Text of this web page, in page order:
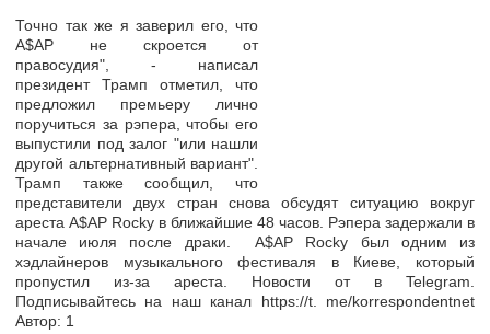
Точно так же я заверил его, что
A$AP не скроется от
правосудия", - написал
президент Трамп отметил, что
предложил премьеру лично
поручиться за рэпера, чтобы его
выпустили под залог "или нашли
другой альтернативный вариант".
Трамп также сообщил, что
представители двух стран снова обсудят ситуацию вокруг
ареста A$AP Rocky в ближайшие 48 часов. Рэпера задержали в
начале июля после драки. A$AP Rocky был одним из
хэдлайнеров музыкального фестиваля в Киеве, который
пропустил из-за ареста. Новости от в Telegram.
Подписывайтесь на наш канал https://t. me/korrespondentnet
Автор: 1